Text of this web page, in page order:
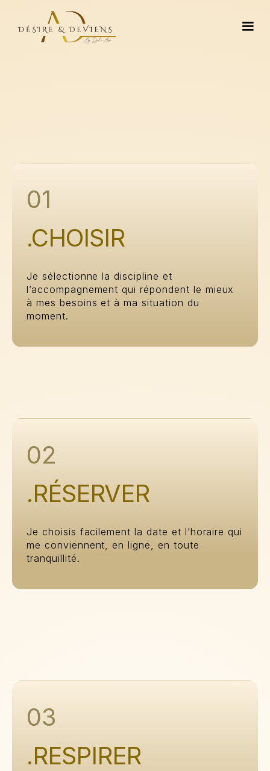
01
.CHOISIR
Je sélectionne la discipline et
l’accompagnement qui répondent le mieux
à mes besoins et à ma situation du
moment.
02
.RÉSERVER
Je choisis facilement la date et l’horaire qui
me conviennent, en ligne, en toute
tranquillité.
03
.RESPIRER